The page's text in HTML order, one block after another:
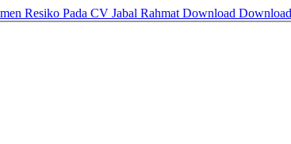
Resiko Pada CV Jabal Rahmat Download